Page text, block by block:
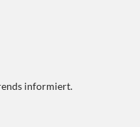
informiert.